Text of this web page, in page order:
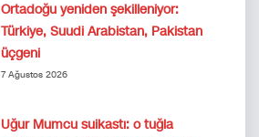
Ortadoğu yeniden şekilleniyor:
Türkiye, Suudi Arabistan, Pakistan
üçgeni
7 Ağustos 2026
Uğur Mumcu suikastı: o tuğla